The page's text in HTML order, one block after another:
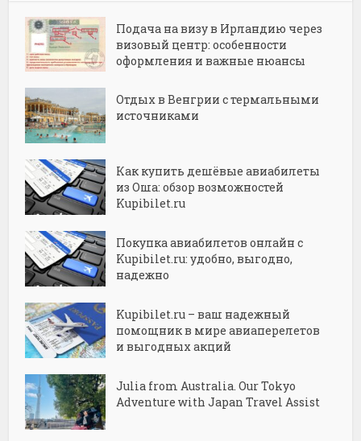
Подача на визу в Ирландию через
визовый центр: особенности
оформления и важные нюансы
Отдых в Венгрии с термальными
источниками
Как купить дешёвые авиабилеты
из Оша: обзор возможностей
Kupibilet.ru
Покупка авиабилетов онлайн с
Kupibilet.ru: удобно, выгодно,
надежно
Kupibilet.ru – ваш надежный
помощник в мире авиаперелетов
и выгодных акций
Julia from Australia. Our Tokyo
Adventure with Japan Travel Assist